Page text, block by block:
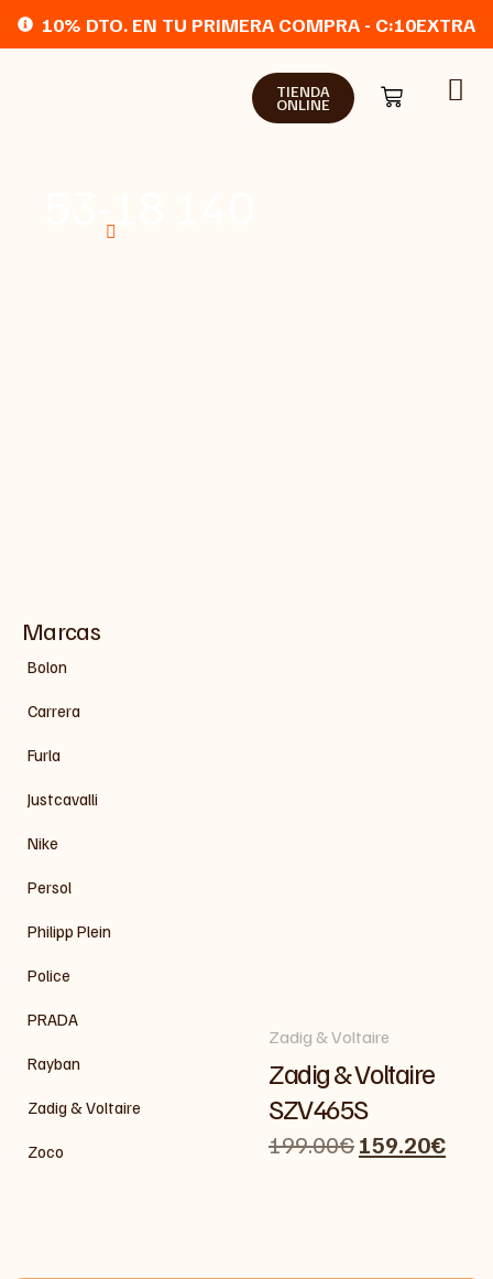
10% DTO. EN TU PRIMERA COMPRA - C:10EXTRA
TIENDA
ONLINE
Marcas
Bolon
Carrera
Furla
Justcavalli
Nike
Persol
Philipp Plein
Police
PRADA
Rayban
Zadig & Voltaire
Zoco
Zadig & Voltaire
Zadig & Voltaire
SZV465S
199.00€159.20€